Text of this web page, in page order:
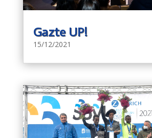
Gazte UP!
15/12/2021